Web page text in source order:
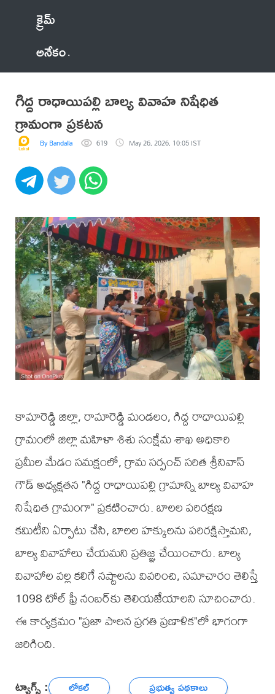
క్రైమ్
అనేకం
గిద్ద రాధాయిపల్లి బాల్య వివాహ నిషేధిత
గ్రామంగా ప్రకటన
By Bandalla 619 May 26, 2026, 10:05 IST
కామారెడ్డి జిల్లా, రామారెడ్డి మండలం, గిద్ద రాధాయిపల్లి
గ్రామంలో జిల్లా మహిళా శిశు సంక్షేమ శాఖ అధికారి
ప్రమీల మేడం సమక్షంలో, గ్రామ సర్పంచ్ సరిత శ్రీనివాస్
గౌడ్ అధ్యక్షతన "గిద్ద రాధాయిపల్లి గ్రామాన్ని బాల్య వివాహ
నిషేధిత గ్రామంగా" ప్రకటించారు. బాలల పరిరక్షణ
కమిటీని ఏర్పాటు చేసి, బాలల హక్కులను పరిరక్షిస్తామని,
బాల్య వివాహాలు చేయమని ప్రతిజ్ఞ చేయించారు. బాల్య
వివాహాల వల్ల కలిగే నష్టాలను వివరించి, సమాచారం తెలిస్తే
1098 టోల్ ఫ్రీ నంబర్‌కు తెలియజేయాలని సూచించారు.
ఈ కార్యక్రమం "ప్రజా పాలన ప్రగతి ప్రణాళిక"లో భాగంగా
జరిగింది.
ట్యాగ్స్ : లోకల్ ప్రభుత్వ పథకాలు